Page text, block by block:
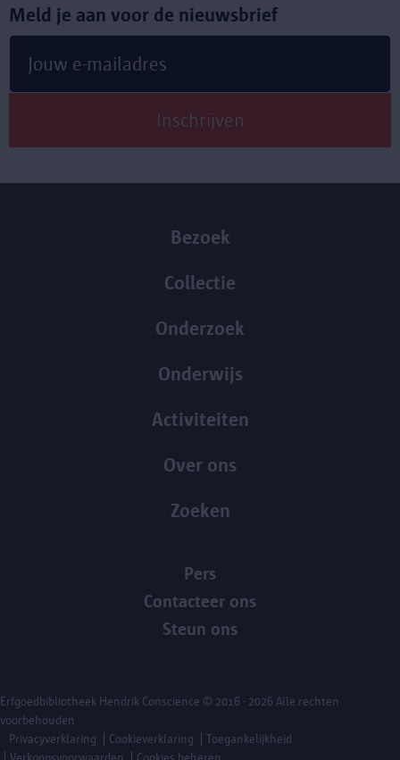
Meld je aan voor de nieuwsbrief
Bezoek
Collectie
Onderzoek
Onderwijs
Activiteiten
Over ons
Zoeken
Pers
Contacteer ons
Steun ons
Erfgoedbibliotheek Hendrik Conscience © 2016 - 2026 Alle rechten
voorbehouden
Privacyverklaring
Cookieverklaring
Toegankelijkheid